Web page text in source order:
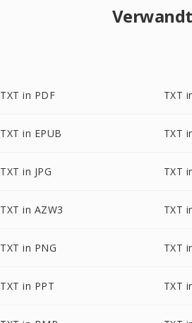
TXT in PDF TXT
TXT in EPUB TXT
TXT in JPG TXT
TXT in AZW3 TXT
TXT in PNG TXT
TXT in PPT TXT